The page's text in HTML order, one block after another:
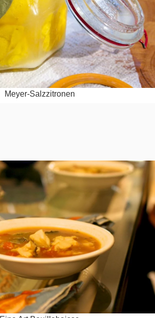
Meyer-Salz­zi­tro­nen